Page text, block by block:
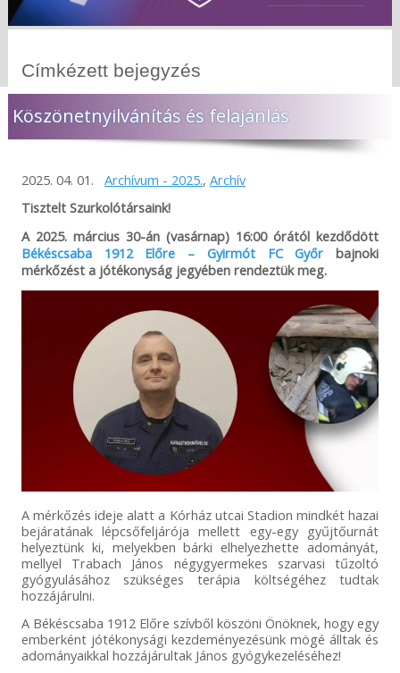
Címkézett bejegyzés
Köszönetnyilvánítás és felajánlás
2025. 04. 01. Archívum - 2025., Archív
Tisztelt Szurkolótársaink!
A 2025. március 30-án (vasárnap) 16:00 órától kezdődött
Békéscsaba 1912 Előre – Gyirmót FC Győr bajnoki
mérkőzést a jótékonyság jegyében rendeztük meg.
A mérkőzés ideje alatt a Kórház utcai Stadion mindkét hazai
bejáratának lépcsőfeljárója mellett egy-egy gyűjtőurnát
helyeztünk ki, melyekben bárki elhelyezhette adományát,
mellyel Trabach János négygyermekes szarvasi tűzoltó
gyógyulásához szükséges terápia költségéhez tudtak
hozzájárulni.
A Békéscsaba 1912 Előre szívből köszöni Önöknek, hogy egy
emberként jótékonysági kezdeményezésünk mögé álltak és
adományaikkal hozzájárultak János gyógykezeléséhez!